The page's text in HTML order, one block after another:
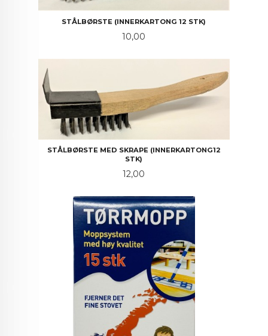
STÅLBØRSTE (INNERKARTONG 12 STK)
Pris
10,00
STÅLBØRSTE MED SKRAPE (INNERKARTONG12
STK)
Pris
12,00